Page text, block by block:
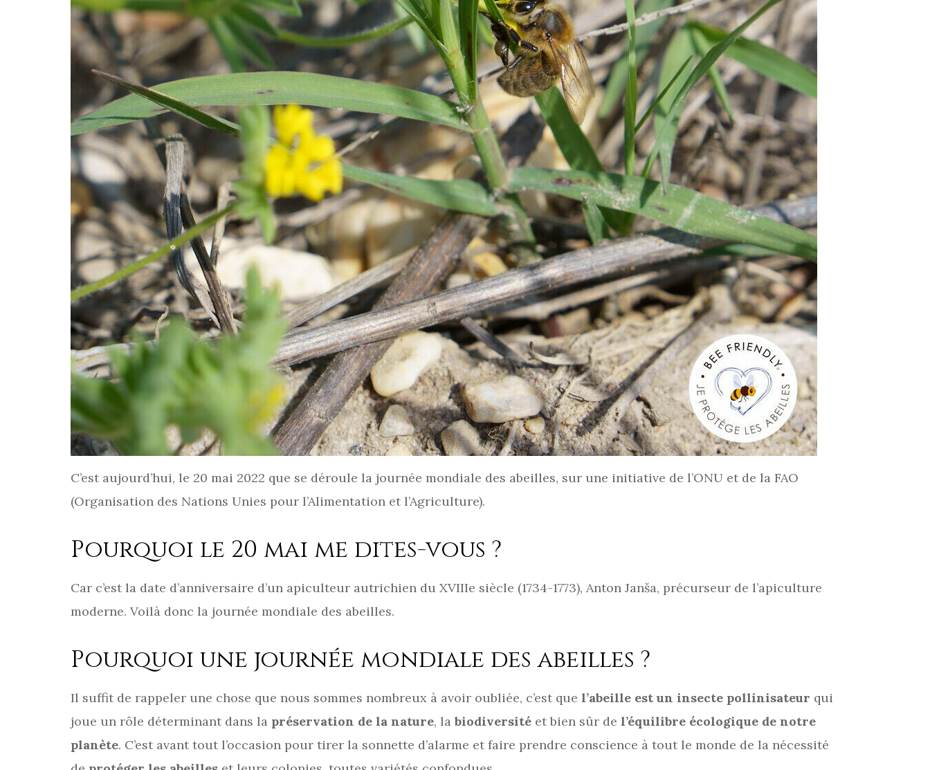
C’est aujourd’hui, le 20 mai 2022 que se déroule la journée mondiale des abeilles, sur une initiative de l’ONU et de la FAO
(Organisation des Nations Unies pour l’Alimentation et l’Agriculture).
Pourquoi le 20 mai me dites-vous ?
Car c’est la date d’anniversaire d’un apiculteur autrichien du XVIIIe siècle (1734-1773), Anton Janša, précurseur de l’apiculture
moderne. Voilà donc la journée mondiale des abeilles.
Pourquoi une journée mondiale des abeilles ?
Il suffit de rappeler une chose que nous sommes nombreux à avoir oubliée, c’est que l’abeille est un insecte pollinisateur qui
joue un rôle déterminant dans la préservation de la nature, labiodiversité et bien sûr de l’équilibre écologique de notre
planète. C’est avant tout l’occasion pour tirer la sonnette d’alarme et faire prendre conscience à tout le monde de la nécessité